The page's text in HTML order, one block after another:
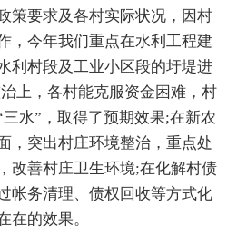
策要求及各村实际状况，因村
，今年我们重点在水利工程建
利村段及工业小区段的圩堤进
上，各村能克服资金困难，村
水”，取得了预期效果;在新农
，突出村庄环境整治，重点处
改善村庄卫生环境;在化解村债
帐务清理、债权回收等方式化
在的效果。